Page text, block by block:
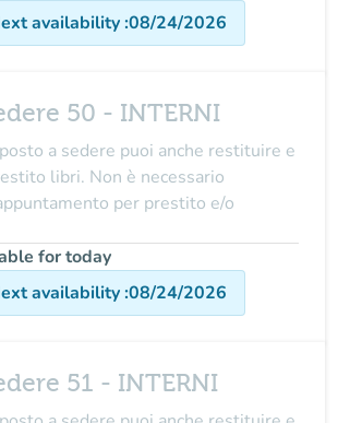
availability:08/24/2026
50 - INTERNI
a sedere puoi anche restituire e
libri. Non è necessario
per prestito e/o
for today
availability:08/24/2026
51 - INTERNI